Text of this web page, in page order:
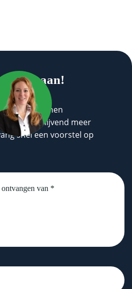
aan!
voor u kunnen
vrijblijvend meer
snel een voorstel op